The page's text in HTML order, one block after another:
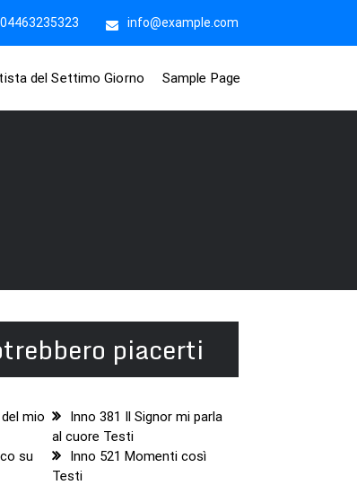
04463235323 info@example.com
del Settimo Giorno Sample Page
piacerti
mio
Inno 381 Il Signor mi parla
al cuore Testi
su
Inno 521 Momenti così
Testi